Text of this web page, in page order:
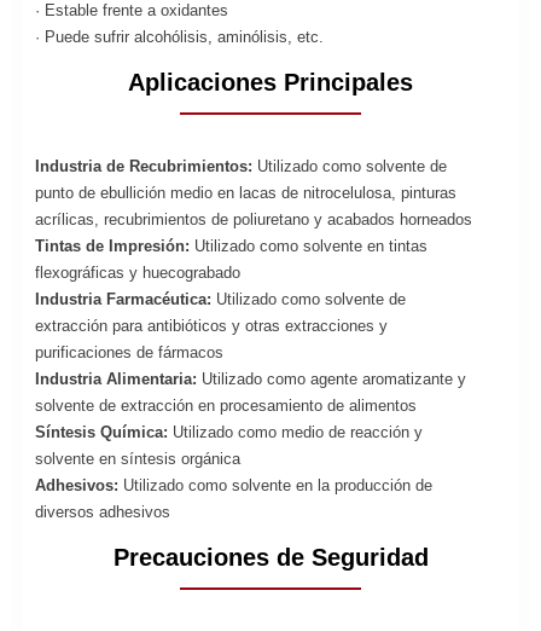
· Estable frente a oxidantes
· Puede sufrir alcohólisis, aminólisis, etc.
Aplicaciones Principales
Industria de Recubrimientos: Utilizado como solvente de
punto de ebullición medio en lacas de nitrocelulosa, pinturas
acrílicas, recubrimientos de poliuretano y acabados horneados
Tintas de Impresión: Utilizado como solvente en tintas
flexográficas y huecograbado
Industria Farmacéutica: Utilizado como solvente de
extracción para antibióticos y otras extracciones y
purificaciones de fármacos
Industria Alimentaria: Utilizado como agente aromatizante y
solvente de extracción en procesamiento de alimentos
Síntesis Química: Utilizado como medio de reacción y
solvente en síntesis orgánica
Adhesivos: Utilizado como solvente en la producción de
diversos adhesivos
Precauciones de Seguridad